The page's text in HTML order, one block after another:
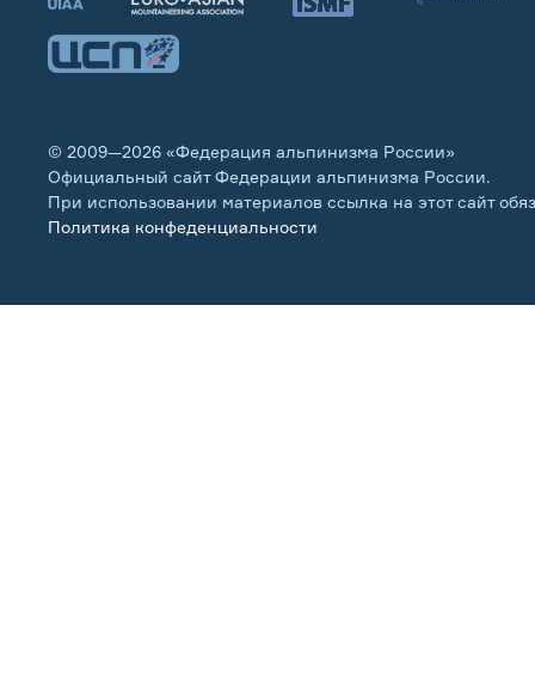
© 2009—2026 «Федерация альпинизма России»
Официальный сайт Федерации альпинизма России.
При использовании материалов ссылка на этот сайт
Политика конфеденциальности